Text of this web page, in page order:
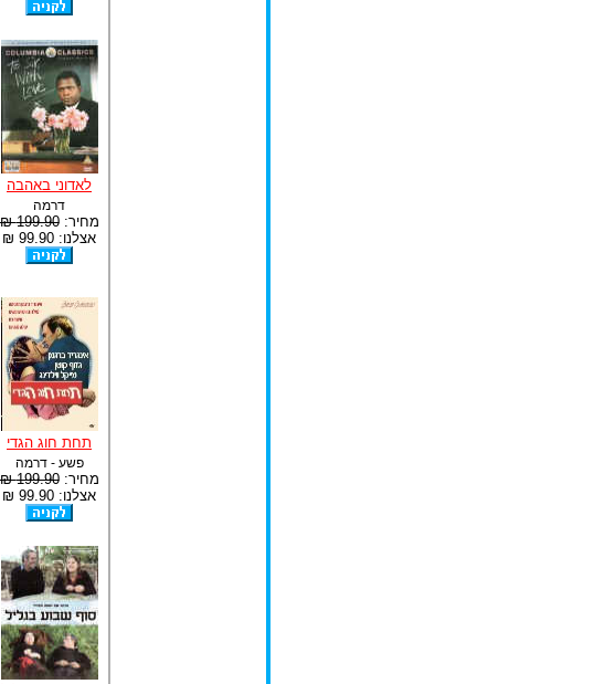
לאדוני באהבה
דרמה
מחיר:199.90 ₪
אצלנו: 99.90 ₪
תחת חוג הגדי
פשע - דרמה
מחיר:199.90 ₪
אצלנו: 99.90 ₪